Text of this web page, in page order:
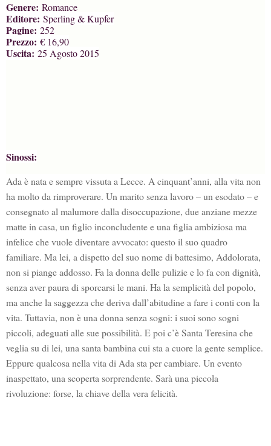
Genere: Romance
Editore: Sperling & Kupfer
Pagine: 252
Prezzo: € 16,90
Uscita: 25 Agosto 2015
Sinossi:
Ada è nata e sempre vissuta a Lecce. A cinquant’anni, alla vita non
ha molto da rimproverare. Un marito senza lavoro – un esodato – e
consegnato al malumore dalla disoccupazione, due anziane mezze
matte in casa, un figlio inconcludente e una figlia ambiziosa ma
infelice che vuole diventare avvocato: questo il suo quadro
familiare. Ma lei, a dispetto del suo nome di battesimo, Addolorata,
non si piange addosso. Fa la donna delle pulizie e lo fa con dignità,
senza aver paura di sporcarsi le mani. Ha la semplicità del popolo,
ma anche la saggezza che deriva dall’abitudine a fare i conti con la
vita. Tuttavia, non è una donna senza sogni: i suoi sono sogni
piccoli, adeguati alle sue possibilità. E poi c’è Santa Teresina che
veglia su di lei, una santa bambina cui sta a cuore la gente semplice.
Eppure qualcosa nella vita di Ada sta per cambiare. Un evento
inaspettato, una scoperta sorprendente. Sarà una piccola
rivoluzione: forse, la chiave della vera felicità.